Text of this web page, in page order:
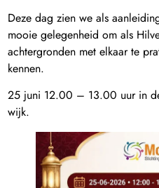
Deze dag zien we als
mooie gelegenheid om als
achtergronden met elkaar te
kennen.
25 juni 12.00 – 13.00 uur in
wijk.